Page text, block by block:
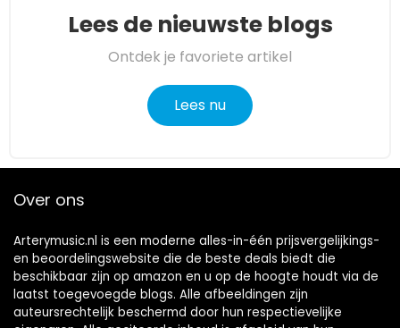
Lees de nieuwste blogs
Ontdek je favoriete artikel
Lees nu
Over ons
Arterymusic.nl is een moderne alles-in-één prijsvergelijkings-
en beoordelingswebsite die de beste deals biedt die
beschikbaar zijn op amazon en u op de hoogte houdt via de
laatst toegevoegde blogs. Alle afbeeldingen zijn
auteursrechtelijk beschermd door hun respectievelijke